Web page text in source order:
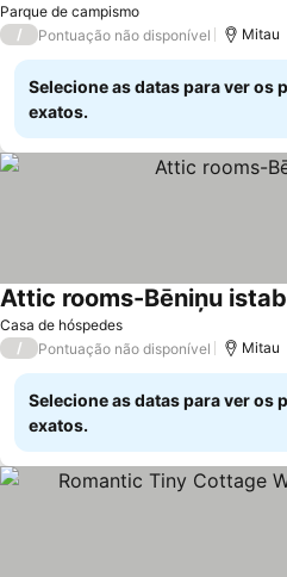
Parque de campismo
/ Pontuação não disponível Mitau
Selecione as datas para ver os
exatos.
Casa de hóspedes
Attic rooms-Bēniņu
/ Pontuação não disponível Mitau
Selecione as datas para ver os
exatos.